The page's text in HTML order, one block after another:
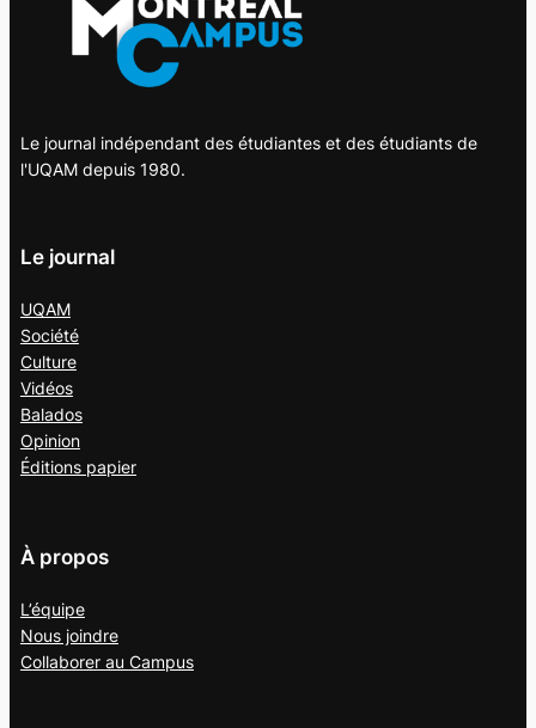
Le journal indépendant des étudiantes et des étudiants de
l'UQAM depuis 1980.
Le journal
UQAM
Société
Culture
Vidéos
Balados
Opinion
Éditions papier
À propos
L’équipe
Nous joindre
Collaborer au Campus